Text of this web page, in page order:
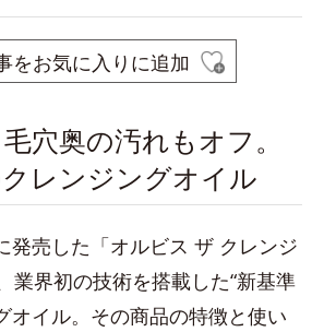
をお気に入りに追加
穴奥の汚れもオフ。
レンジングオイル
発売した「オルビス ザ クレンジ
業界初の技術を搭載した“新基準
オイル。その商品の特徴と使い